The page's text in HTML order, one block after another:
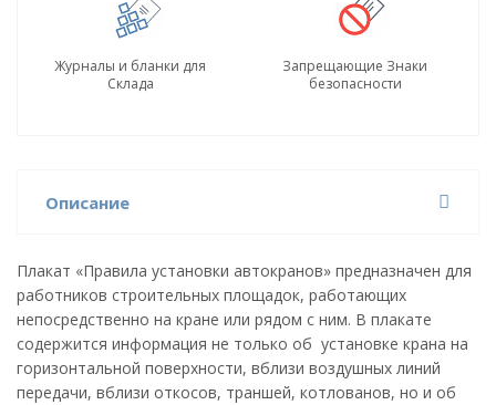
Журналы и бланки для
Склада
Запрещающие Знаки
безопасности
Описание
Плакат «Правила установки автокранов» предназначен для
работников строительных площадок, работающих
непосредственно на кране или рядом с ним. В плакате
содержится информация не только об установке крана на
горизонтальной поверхности, вблизи воздушных линий
передачи, вблизи откосов, траншей, котлованов, но и об